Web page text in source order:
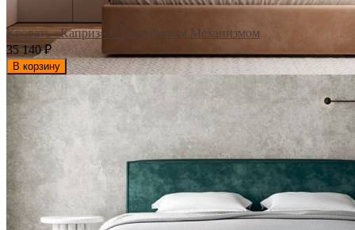
Кровать «Каприз» С Подъемным Механизмом
35 140₽
В корзину